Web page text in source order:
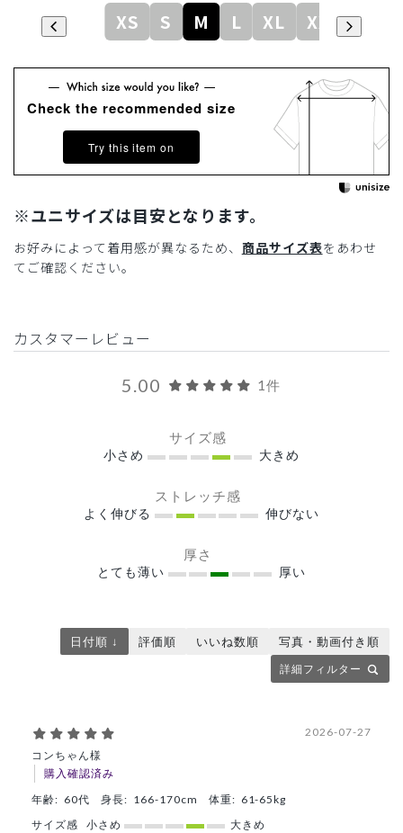
XS S M L XL XXL
Check the recommended size
Try this item on
※ユニサイズは目安となります。
お好みによって着用感が異なるため、 商品サイズ表をあわせ
てご確認ください。
カスタマーレビュー
5.00 1件
サイズ感
小さめ 大きめ
ストレッチ感
よく伸びる 伸びない
厚さ
とても薄い 厚い
詳細フィルター
日付順 ↓ 評価順 いいね数順 写真・動画付き順
コンちゃん様
購入確認済み
2026-07-27
年齢: 60代 身長: 166-170cm 体重: 61-65kg
サイズ感
小さめ 大きめ